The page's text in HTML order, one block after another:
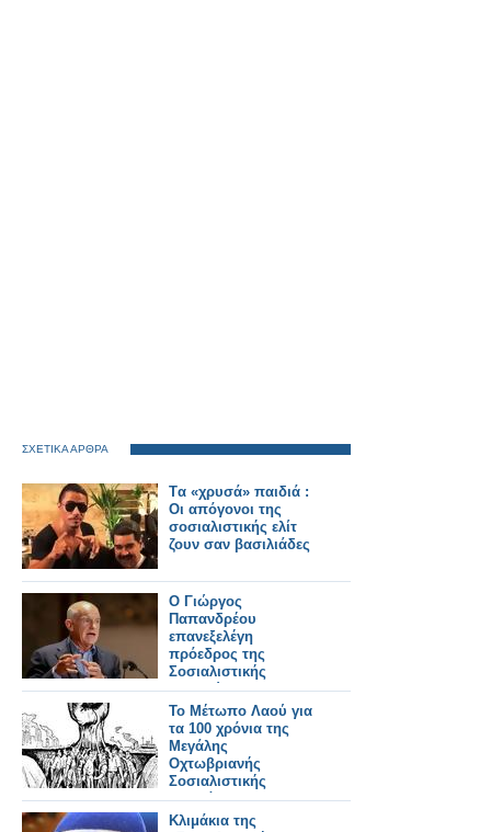
ΣΧΕΤΙΚΑ ΑΡΘΡΑ
Tα «χρυσά» παιδιά :
Οι απόγονοι της
σοσιαλιστικής ελίτ
ζουν σαν βασιλιάδες
Ο Γιώργος
Παπανδρέου
επανεξελέγη
πρόεδρος της
Σοσιαλιστικής
Διεθνούς
Το Μέτωπο Λαού για
τα 100 χρόνια της
Μεγάλης
Οχτωβριανής
Σοσιαλιστικής
Επανάστασης
Κλιμάκια της